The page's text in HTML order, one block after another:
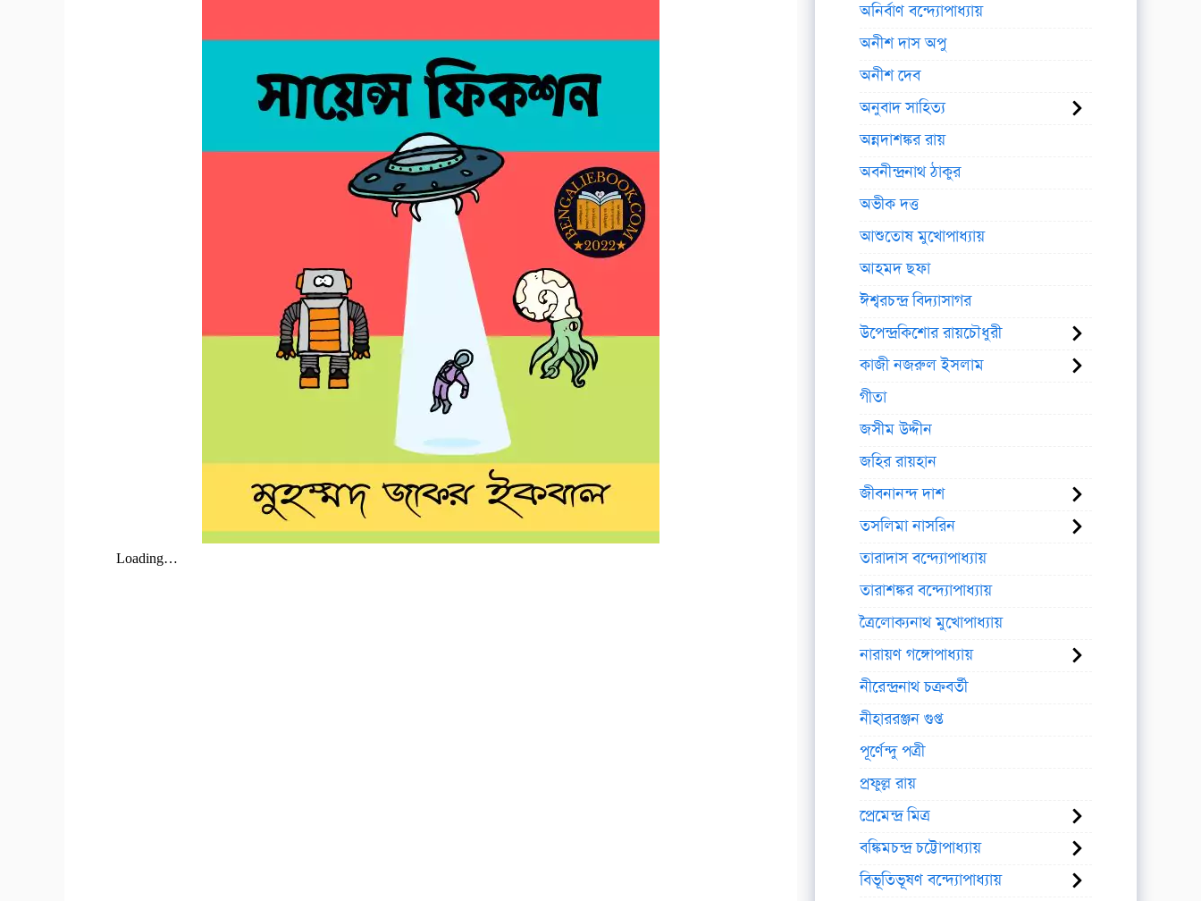
অনির্বাণ বন্দ্যোপাধ্যায়
অনীশ দাস অপু
অনীশ দেব
অনুবাদ সাহিত্য
অন্নদাশঙ্কর রায়
অবনীন্দ্রনাথ ঠাকুর
অভীক দত্ত
আশুতোষ মুখোপাধ্যায়
আহমদ ছফা
ঈশ্বরচন্দ্র বিদ্যাসাগর
উপেন্দ্রকিশোর রায়চৌধুরী
কাজী নজরুল ইসলাম
গীতা
জসীম উদ্দীন
জহির রায়হান
জীবনানন্দ দাশ
তসলিমা নাসরিন
তারাদাস বন্দ্যোপাধ্যায়
তারাশঙ্কর বন্দ্যোপাধ্যায়
ত্রৈলোক্যনাথ মুখোপাধ্যায়
নারায়ণ গঙ্গোপাধ্যায়
নীরেন্দ্রনাথ চক্রবর্তী
নীহাররঞ্জন গুপ্ত
পূর্ণেন্দু পত্রী
প্রফুল্ল রায়
প্রেমেন্দ্র মিত্র
বঙ্কিমচন্দ্র চট্টোপাধ্যায়
বিভূতিভূষণ বন্দ্যোপাধ্যায়